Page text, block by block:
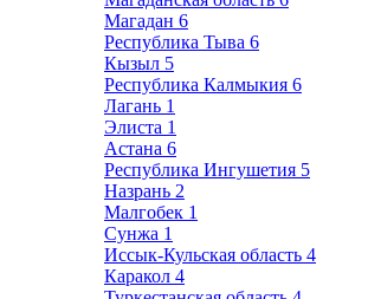
Магадан 6
Республика Тыва 6
Кызыл 5
Республика Калмыкия 6
Лагань 1
Элиста 1
Астана 6
Республика Ингушетия 5
Назрань 2
Малгобек 1
Сунжа 1
Иссык-Кульская область 4
Каракол 4